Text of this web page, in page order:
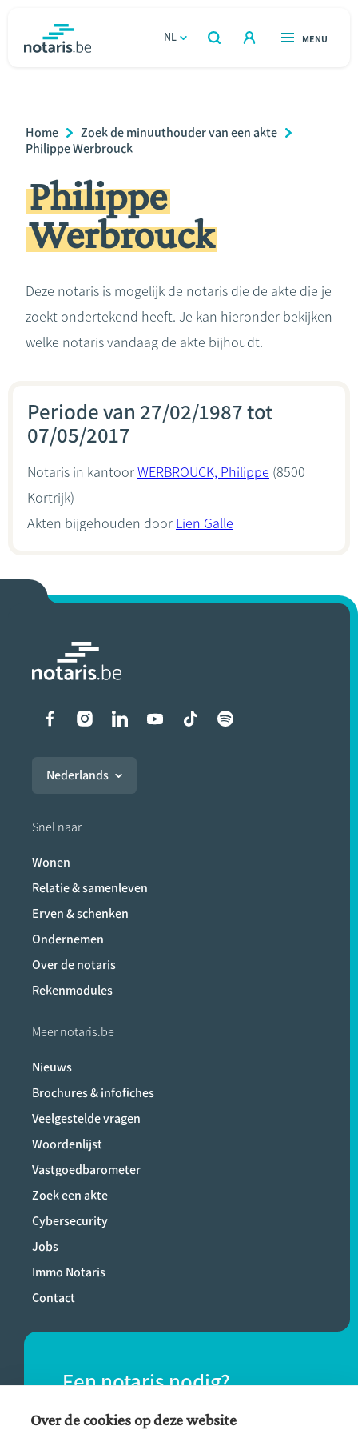
gaan
NL
OPEN
ZOEKEN
OPEN
MENU
Relatie & samenleven
Erven & schenken
Ondernemen
Rekenmodules
Breadcrumb
Home
Zoek de minuuthouder van een akte
Philippe Werbrouck
Philippe
Werbrouck
Deze notaris is mogelijk de notaris die de akte die je
zoekt ondertekend heeft. Je kan hieronder bekijken
welke notaris vandaag de akte bijhoudt.
Periode van 27/02/1987 tot
07/05/2017
Notaris in kantoorWERBROUCK, Philippe (8500
Kortrijk)
Akten bijgehouden door Lien Galle
Liens vers les réseaux
Nederlands
Snel naar
Wonen
Relatie & samenleven
Erven & schenken
Ondernemen
Over de notaris
Rekenmodules
Meer notaris.be
Nieuws
Brochures & infofiches
Veelgestelde vragen
Woordenlijst
Vastgoedbarometer
Zoek een akte
Cybersecurity
Jobs
Immo Notaris
Contact
Een notaris nodig?
Vind eenvoudig een notaris bij jou in de
Over de cookies op deze website